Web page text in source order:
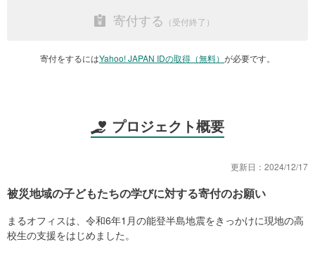
寄付する
寄付をするにはYahoo! JAPAN IDの取得（無料） が必要です。
プロジェクト概要
更新日： 2024/12/17
被災地域の子どもたちの学びに対する寄付のお願い
まるオフィスは、令和6年1月の能登半島地震をきっかけに現地の高
校生の支援をはじめました。